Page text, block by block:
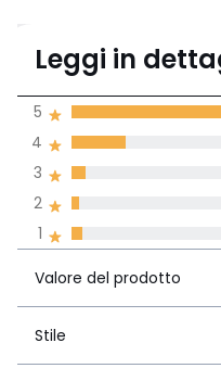
1
2
3
4
5
Leggi in
1
2
3
4
5
Valore del prodotto
Stile